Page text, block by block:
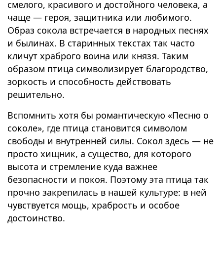
смелого, красивого и достойного человека, а
чаще — героя, защитника или любимого.
Образ сокола встречается в народных песнях
и былинах. В старинных текстах так часто
кличут храброго воина или князя. Таким
образом птица символизирует благородство,
зоркость и способность действовать
решительно.
Вспомнить хотя бы романтическую «Песню о
соколе», где птица становится символом
свободы и внутренней силы. Сокол здесь — не
просто хищник, а существо, для которого
высота и стремление куда важнее
безопасности и покоя. Поэтому эта птица так
прочно закрепилась в нашей культуре: в ней
чувствуется мощь, храбрость и особое
достоинство.